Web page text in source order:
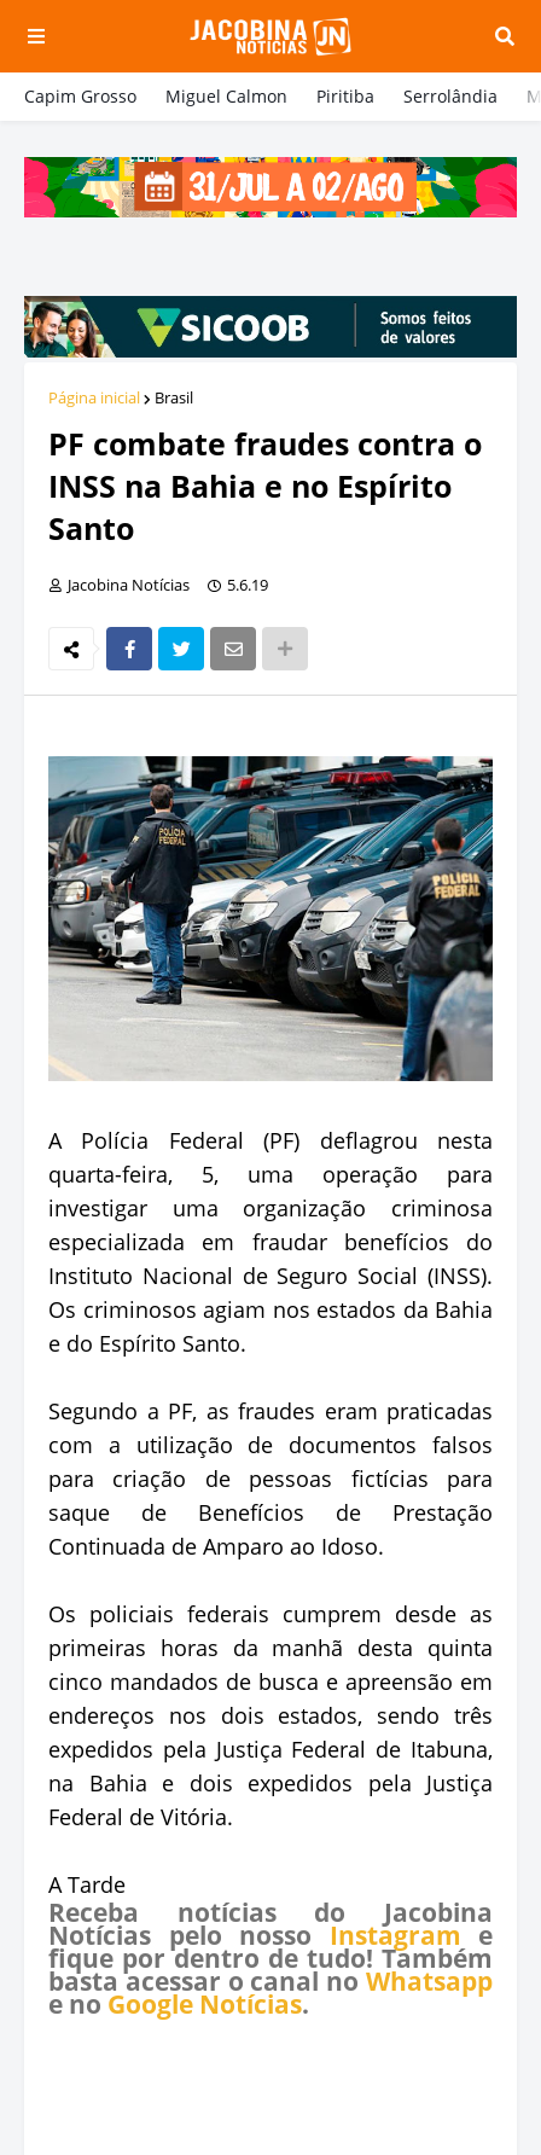
Capim Grosso Miguel Calmon Piritiba Serrolândia
Página inicial Brasil
PF combate fraudes contra o
INSS na Bahia e no Espírito
Santo
Jacobina Notícias 5.6.19
A Polícia Federal (PF) deflagrou nesta
quarta-feira, 5, uma operação para
investigar uma organização criminosa
especializada em fraudar benefícios do
Instituto Nacional de Seguro Social (INSS).
Os criminosos agiam nos estados da Bahia
e do Espírito Santo.
Segundo a PF, as fraudes eram praticadas
com a utilização de documentos falsos
para criação de pessoas fictícias para
saque de Benefícios de Prestação
Continuada de Amparo ao Idoso.
Os policiais federais cumprem desde as
primeiras horas da manhã desta quinta
cinco mandados de busca e apreensão em
endereços nos dois estados, sendo três
expedidos pela Justiça Federal de Itabuna,
na Bahia e dois expedidos pela Justiça
Federal de Vitória.
A Tarde
Receba notícias do Jacobina
Notícias pelo nosso Instagram e
fique por dentro de tudo! Também
basta acessar o canal no Whatsapp
e no Google Notícias.